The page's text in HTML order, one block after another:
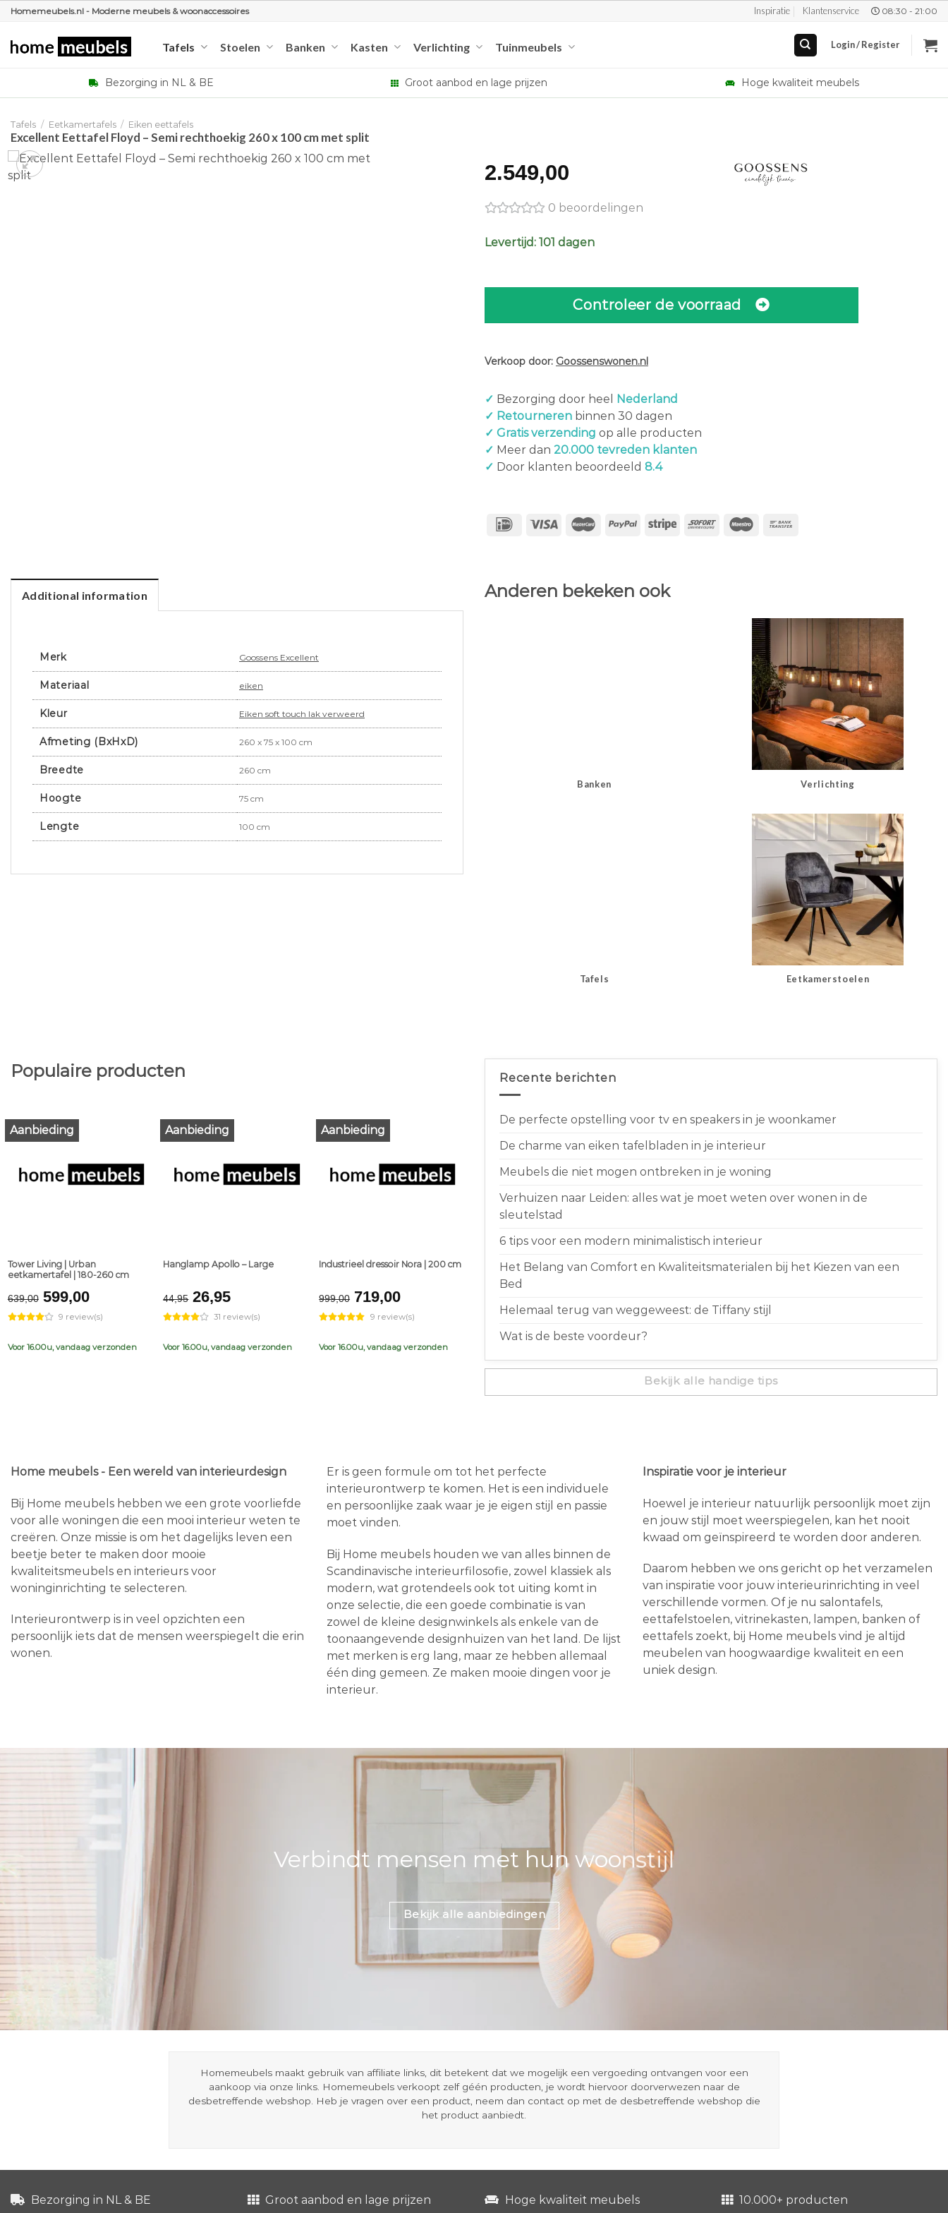
Ga
inhoud
Homemeubels.nl - Moderne meubels & woonaccessoires Inspiratie Klantenservice 08:30 - 21:00
Tafels Stoelen Banken Kasten Verlichting Tuinmeubels Login / Register
Bezorging in NL & BE Groot aanbod en lage prijzen Hoge kwaliteit meubels
Tafels / Eetkamertafels / Eiken eettafels
Excellent Eettafel Floyd – Semi rechthoekig 260 x 100 cm met split
2.549,00
0 beoordelingen
Levertijd: 101 dagen
Controleer de voorraad
Verkoop door: Goossenswonen.nl
✓ Bezorging door heel
Nederland
✓ Retourneren binnen 30 dagen
✓ Gratis verzending op alle producten
✓ Meer dan 20.000 tevreden klanten
✓ Door klanten beoordeeld 8.4
Additional information
Merk Goossens Excellent
Materiaal eiken
Kleur Eiken soft touch lak verweerd
Afmeting (BxHxD) 260 x 75 x 100 cm
Breedte 260 cm
Hoogte 75 cm
Lengte 100 cm
Anderen bekeken ook
Banken Verlichting
Tafels Eetkamerstoelen
Populaire producten
Aanbieding
Tower Living | Urban
eetkamertafel | 180-260 cm
639,00 Original
price
was:
€639,00.
599,00Current
price
is:
€599,00.
9 review(s)
Voor 16.00u, vandaag verzonden
Aanbieding
Hanglamp Apollo – Large
44,95 Original
price
was:
€44,95.
26,95Current
price
is:
€26,95.
31 review(s)
Voor 16.00u, vandaag verzonden
Aanbieding
Industrieel dressoir Nora | 200 cm
999,00 Original
price
was:
€999,00.
719,00Current
price
is:
€719,00.
9 review(s)
Voor 16.00u, vandaag verzonden
Recente berichten
De perfecte opstelling voor tv en speakers in je woonkamer
De charme van eiken tafelbladen in je interieur
Meubels die niet mogen ontbreken in je woning
Verhuizen naar Leiden: alles wat je moet weten over wonen in de
sleutelstad
6 tips voor een modern minimalistisch interieur
Het Belang van Comfort en Kwaliteitsmaterialen bij het Kiezen van een
Bed
Helemaal terug van weggeweest: de Tiffany stijl
Wat is de beste voordeur?
Bekijk alle handige tips
Home meubels - Een wereld van interieurdesign
Bij Home meubels hebben we een grote voorliefde
voor alle woningen die een mooi interieur weten te
creëren. Onze missie is om het dagelijks leven een
beetje beter te maken door mooie
kwaliteitsmeubels en interieurs voor
woninginrichting te selecteren.
Interieurontwerp is in veel opzichten een
persoonlijk iets dat de mensen weerspiegelt die erin
wonen.
Er is geen formule om tot het perfecte
interieurontwerp te komen. Het is een individuele
en persoonlijke zaak waar je je eigen stijl en passie
moet vinden.
Bij Home meubels houden we van alles binnen de
Scandinavische interieurfilosofie, zowel klassiek als
modern, wat grotendeels ook tot uiting komt in
onze selectie, die een goede combinatie is van
zowel de kleine designwinkels als enkele van de
toonaangevende designhuizen van het land. De lijst
met merken is erg lang, maar ze hebben allemaal
één ding gemeen. Ze maken mooie dingen voor je
interieur.
Inspiratie voor je interieur
Hoewel je interieur natuurlijk persoonlijk moet zijn
en jouw stijl moet weerspiegelen, kan het nooit
kwaad om geïnspireerd te worden door anderen.
Daarom hebben we ons gericht op het verzamelen
van inspiratie voor jouw interieurinrichting in veel
verschillende vormen. Of je nu salontafels,
eettafelstoelen, vitrinekasten, lampen, banken of
eettafels zoekt, bij Home meubels vind je altijd
meubelen van hoogwaardige kwaliteit en een
uniek design.
Verbindt mensen met hun woonstijl
Bekijk alle aanbiedingen
Homemeubels maakt gebruik van affiliate links, dit betekent dat we mogelijk een vergoeding ontvangen voor een
aankoop via onze links. Homemeubels verkoopt zelf géén producten, je wordt hiervoor doorverwezen naar de
desbetreffende webshop. Heb je vragen over een product, neem dan contact op met de desbetreffende webshop die
het product aanbiedt.
Bezorging in NL & BE Groot aanbod en lage prijzen Hoge kwaliteit meubels 10.000+ producten